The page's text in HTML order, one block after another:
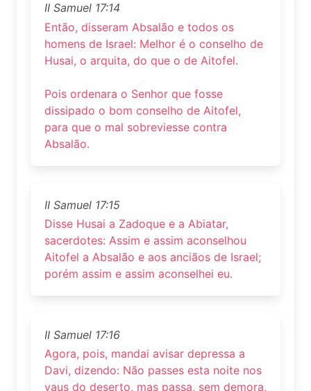
II Samuel 17:14
Então, disseram Absalão e todos os
homens de Israel: Melhor é o conselho de
Husai, o arquita, do que o de Aitofel.
Pois ordenara o Senhor que fosse
dissipado o bom conselho de Aitofel,
para que o mal sobreviesse contra
Absalão.
II Samuel 17:15
Disse Husai a Zadoque e a Abiatar,
sacerdotes: Assim e assim aconselhou
Aitofel a Absalão e aos anciãos de Israel;
porém assim e assim aconselhei eu.
II Samuel 17:16
Agora, pois, mandai avisar depressa a
Davi, dizendo: Não passes esta noite nos
vaus do deserto, mas passa, sem demora,